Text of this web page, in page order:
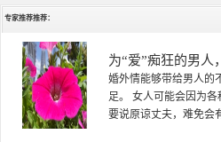
专家推荐推荐：
徐珞棋
徐珞棋，婚姻家庭咨询
多年，对婚姻情感分析
千小时，积累了丰富的